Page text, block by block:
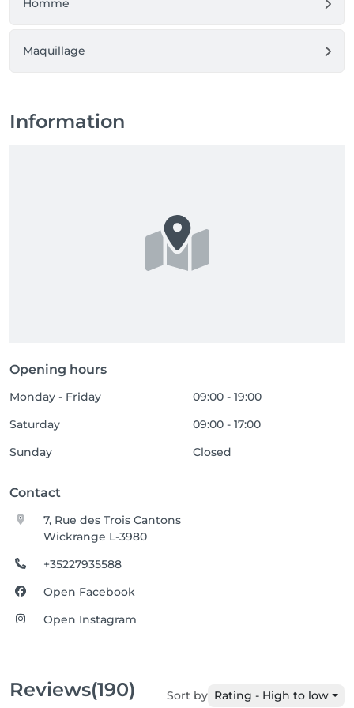
Homme
Maquillage
Information
Opening hours
Monday - Friday
09:00 - 19:00
Saturday
09:00 - 17:00
Sunday
Closed
Contact
7, Rue des Trois Cantons
Wickrange L-3980
+35227935588
Open Facebook
Open Instagram
Reviews(190) Sort by Rating - High to low